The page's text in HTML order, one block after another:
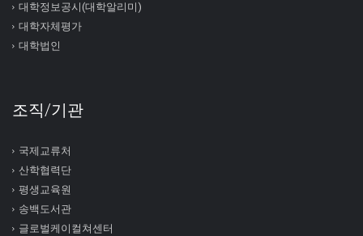
대학정보공시(대학알리미)
대학자체평가
대학법인
조직/기관
국제교류처
산학협력단
평생교육원
송백도서관
글로벌케이컬쳐센터